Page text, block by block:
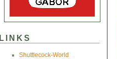
LINKS
Shuttlecock-World